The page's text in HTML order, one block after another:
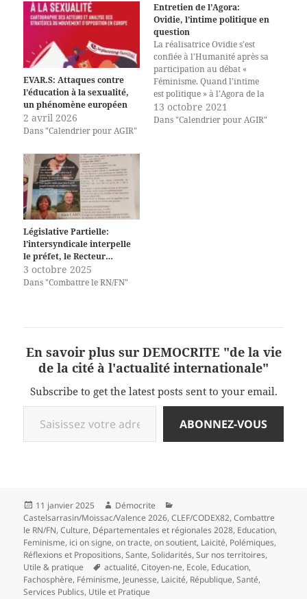
EVAR.S: Attaques contre
l’éducation à la sexualité,
un phénomène européen
2 avril 2026
Dans "Calendrier pour AGIR"
Entretien de l’Agora:
Ovidie, l’intime politique en
question
La réalisatrice Ovidie s’est
confiée à l’Humanité après sa
participation au débat «
Féminisme. Quand l’intime
est politique » à l’Agora de la
Fête de l’Humanité. « Un
débat passionnant et riche en
13 octobre 2021
Dans "Calendrier pour AGIR"
Législative Partielle:
l’intersyndicale interpelle
le préfet, le Recteur…
3 octobre 2025
Dans "Combattre le RN/FN"
En savoir plus sur DEMOCRITE "de la vie
de la cité à l'actualité internationale"
Subscribe to get the latest posts sent to your email.
Saisissez votre adresse e-mail…
ABONNEZ-VOUS
Publié
le
11 janvier 2025 Auteur
Démocrite
Castelsarrasin/Moissac/Valence 2026,CLEF/CODEX82,Combattre
le RN/FN,Culture, Départementales et régionales 2028, Education,
Feminisme, ici on signe, on tracte, on soutient, Laicité, Polémiques,
Réflexions et Propositions,Sante,Solidarités,Sur nos territoires,
Utile & pratique
Mots-
clés
actualité,Citoyen-ne, Ecole, Education,
Fachosphère, Féminisme, Jeunesse, Laicité, République,Santé,
Services Publics, Utile et Pratique